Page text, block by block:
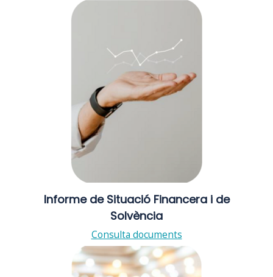
Informe de Situació Financera i de
Solvència
Consulta documents